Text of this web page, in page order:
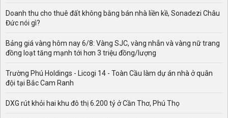
Doanh thu cho thuê đất không bằng bán nhà liền kề, Sonadezi Châu
Đức nói gì?
Bảng giá vàng hôm nay 6/8: Vàng SJC, vàng nhẫn và vàng nữ trang
đồng loạt tăng mạnh tới hơn 3 triệu đồng/lượng
Trường Phú Holdings - Licogi 14 - Toàn Cầu làm dự án nhà ở quân
đội tại Bắc Cam Ranh
DXG rút khỏi hai khu đô thị 6.200 tỷ ở Cần Thơ, Phú Thọ